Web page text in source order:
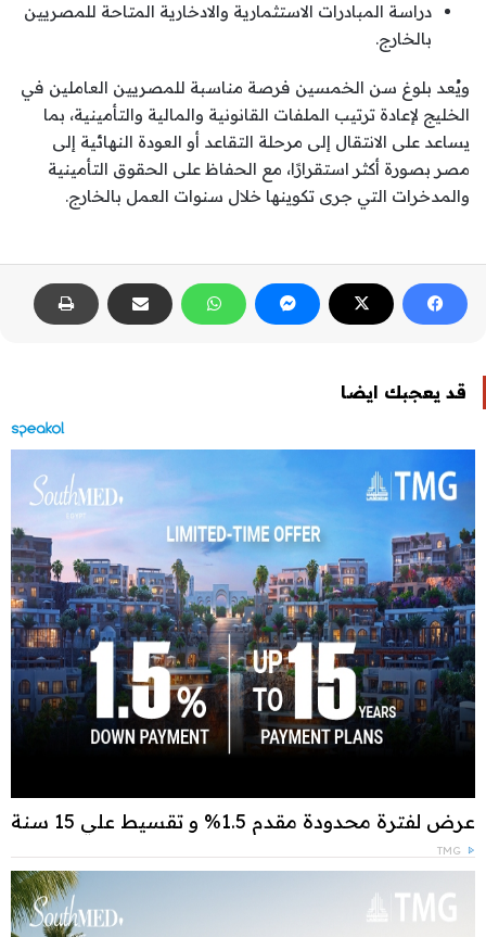
دراسة المبادرات الاستثمارية والادخارية المتاحة للمصريين
بالخارج.
ويُعد بلوغ سن الخمسين فرصة مناسبة للمصريين العاملين في
الخليج لإعادة ترتيب الملفات القانونية والمالية والتأمينية، بما
يساعد على الانتقال إلى مرحلة التقاعد أو العودة النهائية إلى
مصر بصورة أكثر استقرارًا، مع الحفاظ على الحقوق التأمينية
والمدخرات التي جرى تكوينها خلال سنوات العمل بالخارج.
قد يعجبك ايضا
عرض لفترة محدودة مقدم 1.5% و تقسيط علي 15 سنة
TMG